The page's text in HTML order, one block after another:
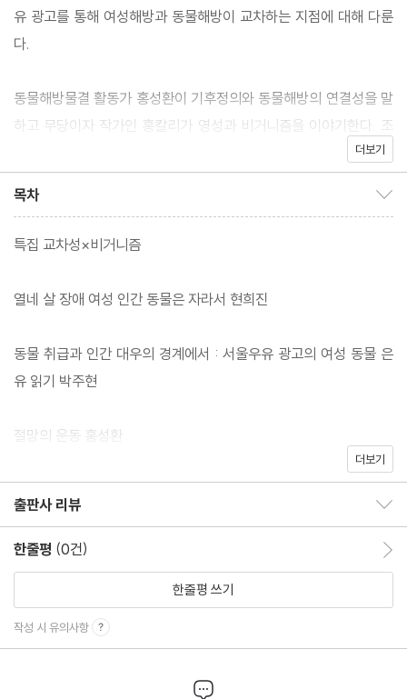
유 광고를 통해 여성해방과 동물해방이 교차하는 지점에 대해 다룬
다.
동물해방물결 활동가 홍성환이 기후정의와 동물해방의 연결성을 말
하고 무당이자 작가인 홍칼리가 영성과 비거니즘을 이야기한다. 조
한진희 작가가 계급과 비거니즘을 말하고 음식이 얼마나 정치적인
에 대해 썼다.
더보기
목차
특집 교차성×비거니즘
열네 살 장애 여성 인간 동물은 자라서 현희진
동물 취급과 인간 대우의 경계에서 : 서울우유 광고의 여성 동물 은
유 읽기 박주현
절망의 운동 홍성환
퍼레이드 사공성수
이슈 바람을 일으키다
여전히 동물권위원회가 낯설다면 우희종
인간 동물의 정치, 비인간 동물의 삶 김산하
더보기
출판사 리뷰
한줄평 (0건)
한줄평 쓰기
작성 시 유의사항